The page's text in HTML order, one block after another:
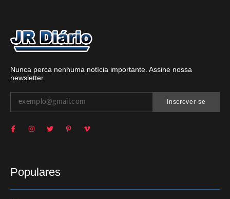
Nunca perca nenhuma notícia importante. Assine nossa
newsletter
Inscrever-se
Populares